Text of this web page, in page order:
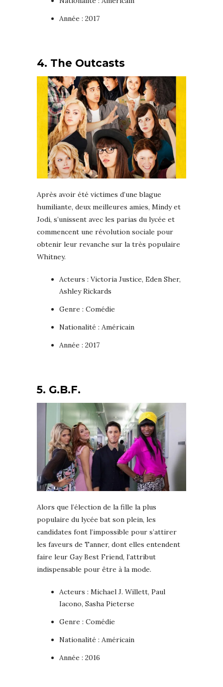
Année : 2017
4. The Outcasts
Après avoir été victimes d’une blague
humiliante, deux meilleures amies, Mindy et
Jodi, s’unissent avec les parias du lycée et
commencent une révolution sociale pour
obtenir leur revanche sur la très populaire
Whitney.
Acteurs : Victoria Justice, Eden Sher,
Ashley Rickards
Genre : Comédie
Nationalité : Américain
Année : 2017
5. G.B.F.
Alors que l’élection de la fille la plus
populaire du lycée bat son plein, les
candidates font l’impossible pour s’attirer
les faveurs de Tanner, dont elles entendent
faire leur Gay Best Friend, l’attribut
indispensable pour être à la mode.
Acteurs : Michael J. Willett, Paul
Iacono, Sasha Pieterse
Genre : Comédie
Nationalité : Américain
Année : 2016